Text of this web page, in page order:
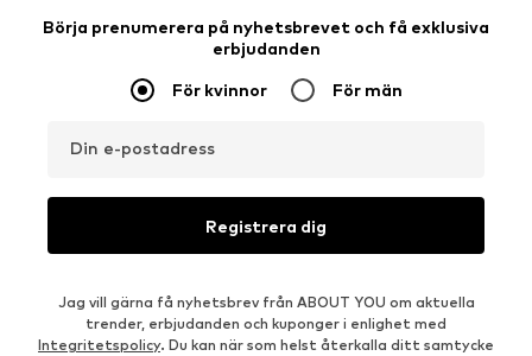
Börja prenumerera på nyhetsbrevet och få exklusiva
erbjudanden
För kvinnor För män
Din e-postadress
Registrera dig
Jag vill gärna få nyhetsbrev från ABOUT YOU om aktuella
trender, erbjudanden och kuponger i enlighet med
Integritetspolicy. Du kan när som helst återkalla ditt samtycke